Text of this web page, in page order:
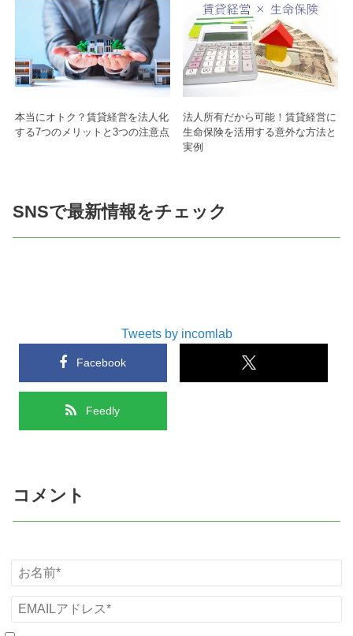
本当にオトク？賃貸経営を法人化
する7つのメリットと3つの注意点
法人所有だから可能！賃貸経営に
生命保険を活用する意外な方法と
実例
SNSで最新情報をチェック
Tweets by incomlab
Facebook
Feedly
コメント